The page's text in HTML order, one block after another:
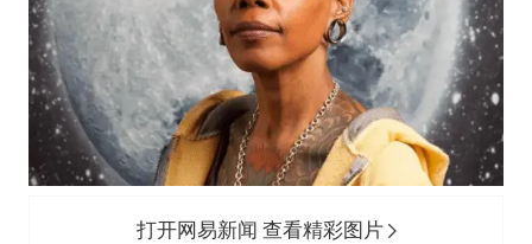
打开网易新闻 查看精彩图片